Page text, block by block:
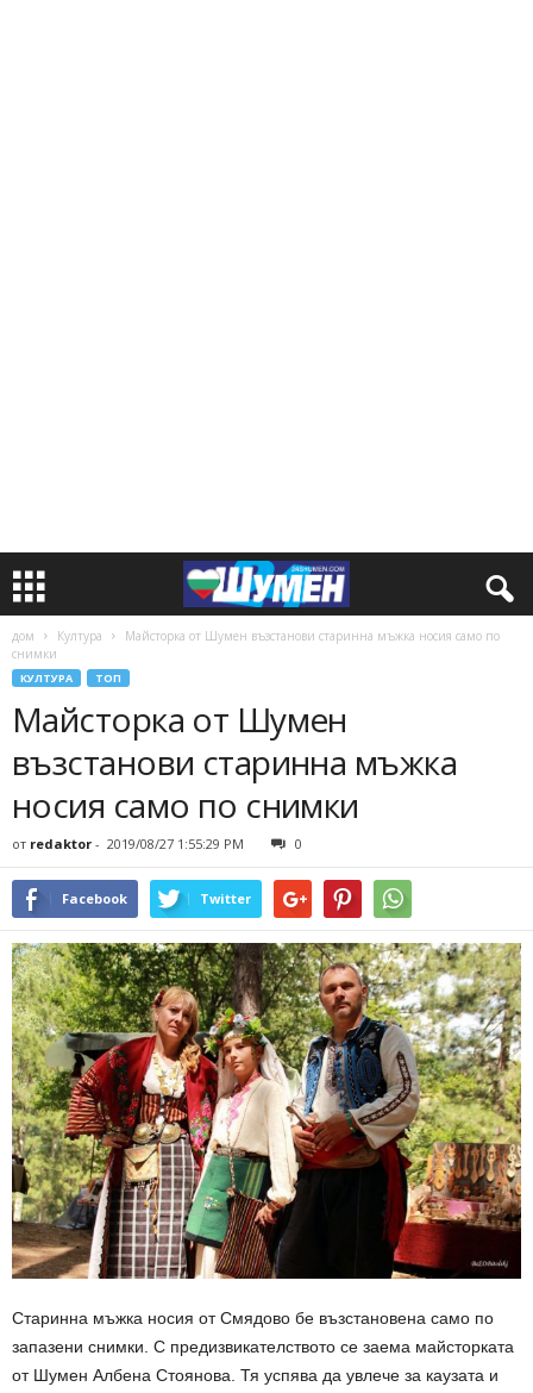
дом Култура
Майсторка от Шумен възстанови старинна мъжка носия само по
снимки
КУЛТУРА ТОП
Майсторка от Шумен
възстанови старинна мъжка
носия само по снимки
от redaktor - 2019/08/27 1:55:29 PM 0
Facebook Twitter
Старинна мъжка носия от Смядово бе възстановена само по
запазени снимки. С предизвикателството се заема майсторката
от Шумен Албена Стоянова. Тя успява да увлече за каузата и